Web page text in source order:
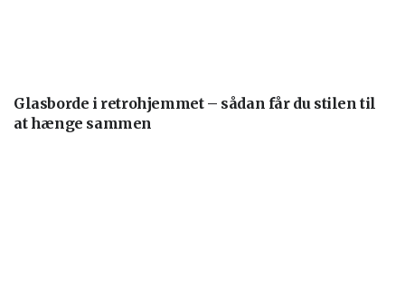
Glasborde i retrohjemmet – sådan får du stilen til
at hænge sammen